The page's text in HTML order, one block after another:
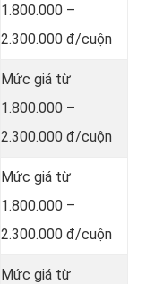
1.800.000 –
2.300.000 đ/cuộn
Mức giá từ
1.800.000 –
2.300.000 đ/cuộn
Mức giá từ
1.800.000 –
2.300.000 đ/cuộn
Mức giá từ